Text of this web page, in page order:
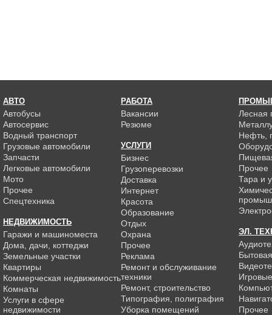
АВТО
Автобусы
Автосервис
Водный транспорт
Грузовые автомобили
Запчасти
Легковые автомобили
Мото
Прочее
Спецтехника
НЕДВИЖИМОСТЬ
Гаражи и машиноместа
Дома, дачи, коттеджи
Земельные участки
Квартиры
Коммерческая недвижимость
Комнаты
Услуги в сфере
недвижимости
РАБОТА
Вакансии
Резюме
УСЛУГИ
Бизнес
Грузоперевозки
Доставка
Интернет
Красота
Образование
Отдых
Охрана
Прочее
Реклама
Ремонт и обслуживание
техники
Ремонт, строительство
Типография, полиграфия
Уборка помещений
Лесная
Нефть,
Прочее
Тара и
ЭЛ.
Прочее